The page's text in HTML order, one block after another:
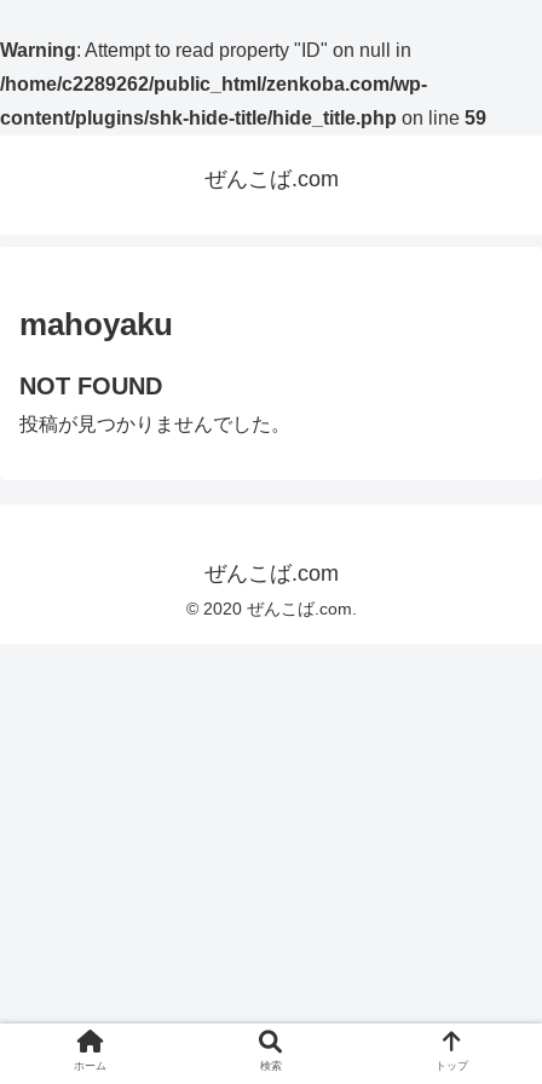
Warning: Attempt to read property "ID" on null in
/home/c2289262/public_html/zenkoba.com/wp-
content/plugins/shk-hide-title/hide_title.php on line 59
ぜんこば.com
mahoyaku
NOT FOUND
投稿が見つかりませんでした。
ぜんこば.com
© 2020 ぜんこば.com.
ホーム 検索 トップ